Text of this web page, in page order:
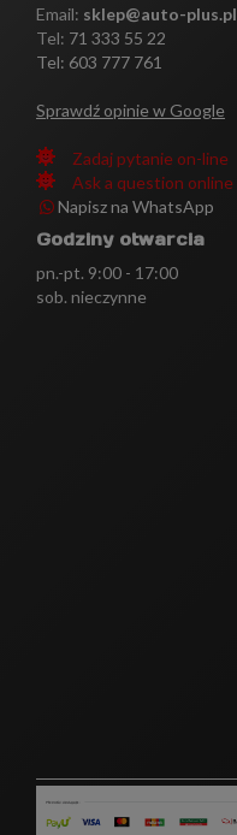
Email: sklep@auto-plus.pl
Tel: 71 333 55 22
Tel: 603 777 761
Sprawdź opinie w Google
Zadaj pytanie on-line
Ask a question online
Napisz na WhatsApp
Godziny otwarcia
pn.-pt. 9:00 - 17:00
sob. nieczynne